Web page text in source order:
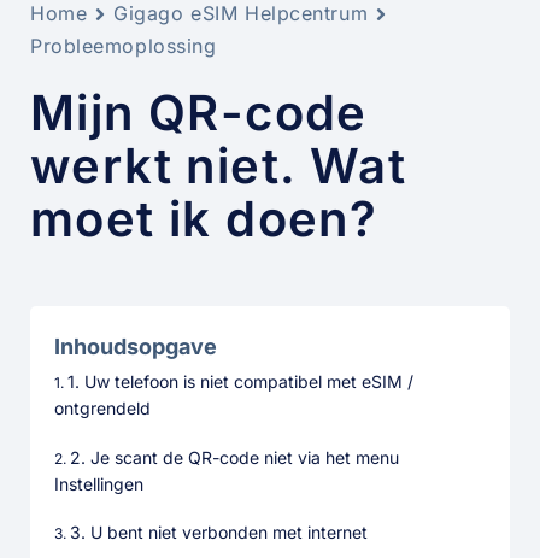
Home
Gigago eSIM Helpcentrum
Probleemoplossing
Mijn QR-code
werkt niet. Wat
moet ik doen?
Inhoudsopgave
1. Uw telefoon is niet compatibel met eSIM /
ontgrendeld
2. Je scant de QR-code niet via het menu
Instellingen
3. U bent niet verbonden met internet